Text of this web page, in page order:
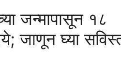
जन्मापासून १८
जाणून घ्या